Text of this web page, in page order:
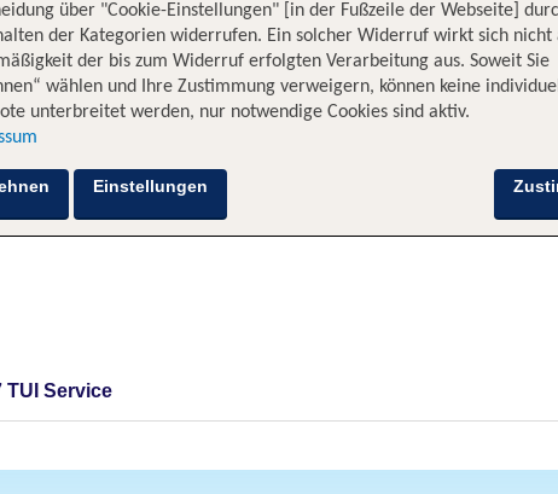
Hotelinformationen Lage Bewertungen
TUI Service
über "Cookie-Einstellungen" [in der Fußzeile der Webseite]
der Kategorien widerrufen. Ein solcher Widerruf wirkt sich nicht
der bis zum Widerruf erfolgten Verarbeitung aus. Soweit Sie
wählen und Ihre Zustimmung verweigern, können keine
unterbreitet werden, nur notwendige Cookies sind aktiv.
Einstellungen